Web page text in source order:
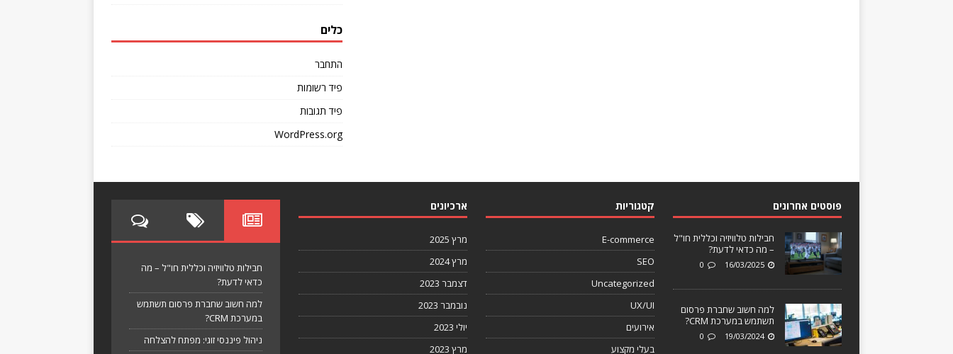
כלים
התחבר
פיד רשומות
פיד תגובות
WordPress.org
פוסטים אחרונים
חבילות טלוויזיה וכללית חו"ל
– מה כדאי לדעת?
16/03/2025
0
למה חשוב שחברת פרסום
תשתמש במערכת CRM?
19/03/2024
0
קטגוריות
E-commerce
SEO
Uncategorized
UX/UI
אירועים
בעלי מקצוע
ארכיונים
מרץ 2025
מרץ 2024
דצמבר 2023
נובמבר 2023
יולי 2023
מרץ 2023
חבילות טלוויזיה וכללית חו"ל – מה
כדאי לדעת?
למה חשוב שחברת פרסום תשתמש
במערכת CRM?
ניהול פיננסי זוגי: מפתח להצלחה